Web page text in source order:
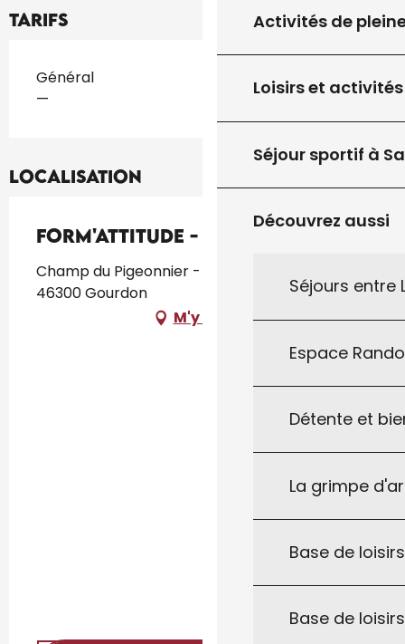
Activités de
Loisirs et activités
Séjour sportif à
Découvrez aussi
Séjours entre
Espace
Détente et
La grimpe
Base de
Base de
Tarifs
Tarifs 2026
Général
—
Localisation
Form'Attitude - Salle de Sports
Champ du Pigeonnier - La Croix de Pierre,
46300 Gourdon
M'y rendre